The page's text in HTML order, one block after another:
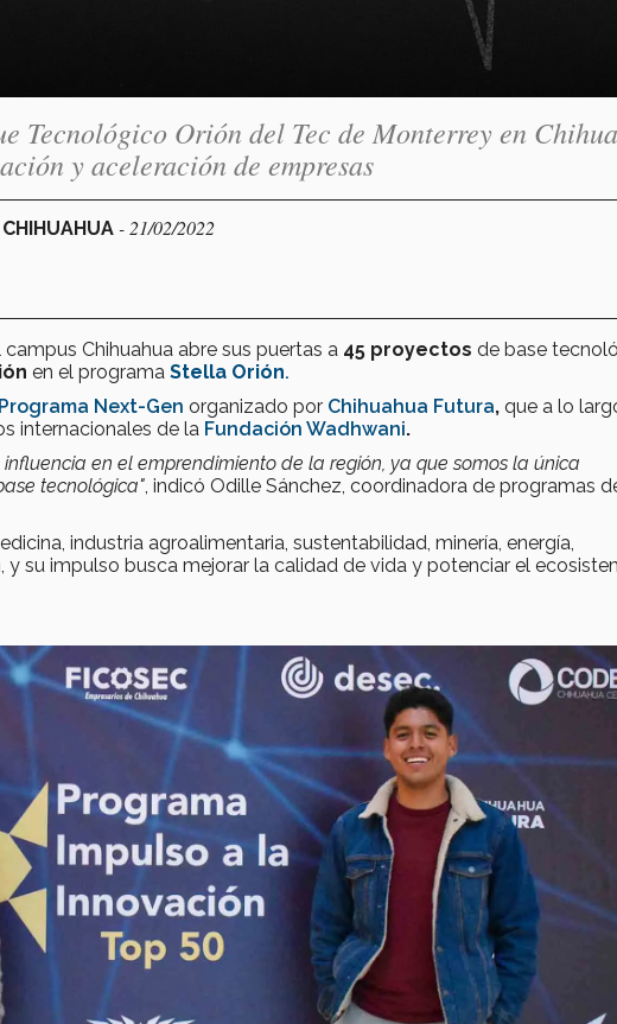
Tecnológico Orión del Tec de Monterrey en
y aceleración de empresas
- 21/02/2022
campus Chihuahua abre sus puertas a 45 proyectos de base
en el programa Stella Orión.
Programa Next-Gen organizado por Chihuahua Futura, que a lo
internacionales de la Fundación Wadhwani.
en el emprendimiento de la región, ya que somos la única
tecnológica" , indicó Odille Sánchez, coordinadora de programas
industria agroalimentaria, sustentabilidad, minería, energía,
su impulso busca mejorar la calidad de vida y potenciar el